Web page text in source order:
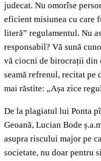
judecat. Nu omorîse
eficient misiunea cu care
literă” regulamentul. Nu
responsabil? Vă sună
vă ciocni de birocrații din
seamă refrenul, recitat pe
mai răstite: „Așa zice
De la plagiatul lui Ponta
Geoană, Lucian Bode
asupra riscului major pe
societate, nu doar pentru